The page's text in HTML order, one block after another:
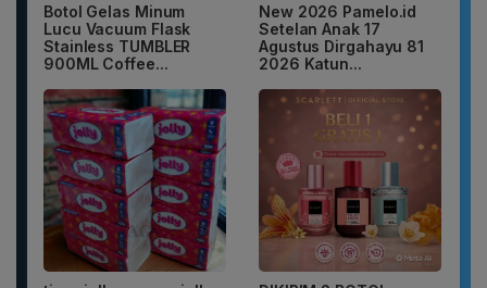
Botol Gelas Minum
Lucu Vacuum Flask
Stainless TUMBLER
900ML Coffee...
New 2026 Pamelo.id
Setelan Anak 17
Agustus Dirgahayu 81
2026 Katun...